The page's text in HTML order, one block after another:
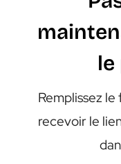
le
Remplissez
recevoir le